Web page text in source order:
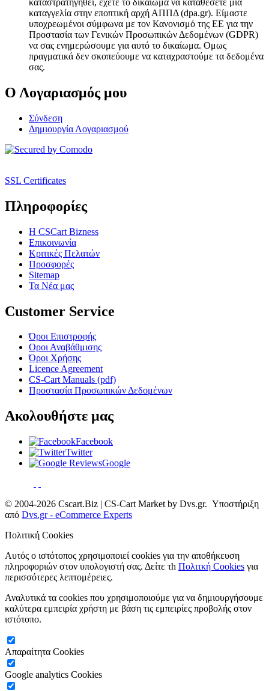
καταστρατηγηθεί, έχετε το δικαίωμα να καταθέσετε μια
καταγγελία στην εποπτική αρχή ΑΠΠΔ (dpa.gr). Είμαστε
υποχρεωμένοι σύμφωνα με τον Κανονισμό της ΕΕ για την
Προστασία των Γενικών Προσωπικών Δεδομένων (GDPR)
να σας ενημερώσουμε για αυτό το δικαίωμα. Ομως
πραγματικά δεν σκοπεύουμε να καταχραστούμε τα δεδομένα
σας.
Ο Λογαριασμός μου
Σύνδεση
Δημιουργία Λογαριασμού
SSL Certificates
Πληροφορίες
Η CSCart Bizness
Επικοινωνία
Κριτικές Πελατών
Προσφορές
Sitemap
Τα Νέα μας
Customer Service
Όροι Επιστροφής
Οροι Αναβάθμισης
Όροι Χρήσης
Licence Agreement
CS-Cart Manuals (pdf)
Προστασία Προσωπικών Δεδομένων
Ακολουθήστε μας
Facebook
Twitter
Google
© 2004-2026 Cscart.Biz | CS-Cart Market by Dvs.gr. Υποστήριξη
από Dvs.gr - eCommerce Experts
Πολιτική Cookies
Αυτός ο ιστότοπος χρησιμοποιεί cookies για την αποθήκευση
πληροφοριών στον υπολογιστή σας. Δείτε τh Πολιτκή Cookies για
περισσότερες λεπτομέρειες.
Αναλυτικά τα cookies που χρησιμοποιούμε για να δημιουργήσουμε
καλύτερα εμπειρία χρήστη με βάση τις εμπειρίες προβολής στον
ιστότοπο.
Απαραίτητα Cookies
Google analytics Cookies